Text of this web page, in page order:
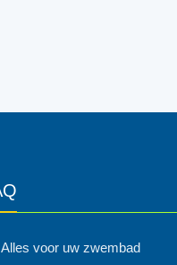
Alles voor uw zwembad